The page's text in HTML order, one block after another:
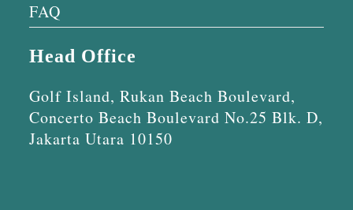
FAQ
Head Office
Golf Island, Rukan Beach Boulevard,
Concerto Beach Boulevard No.25 Blk. D,
Jakarta Utara 10150